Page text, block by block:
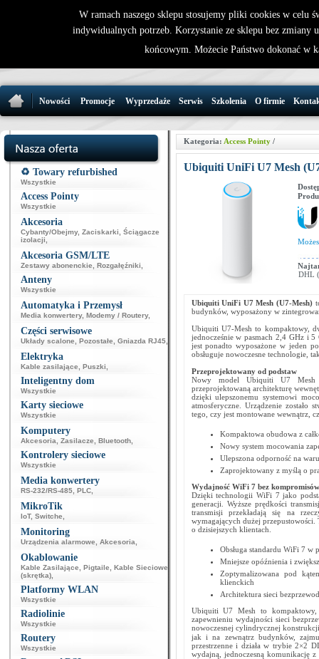
32 721 86
Nowości Promocje Wyprzedaże Serwis Szkolenia O firmie
♻️ Towary refurbished
Wszystkie
Access Pointy
Wszystkie
Akcesoria
Cybanty/Obejmy, Zaciskarki
Ściągacze
izolacji
Akcesoria GSM/LTE
Zestawy abonenckie Rozgałęźniki
Anteny
Wszystkie
Automatyka i Przemysł
Media konwertery, Modemy / Routery,
Części serwisowe
Układy scalone Pozostałe Gniazda RJ45
Elektryka
Kable zasilające Puszki
Inteligentny dom
Wszystkie
Karty sieciowe
Wszystkie
Komputery
Akcesoria Zasilacze Bluetooth
Kontrolery sieciowe
Wszystkie
Media konwertery
RS-232/RS-485 PLC
MikroTik
IoT, Switche
Monitoring
Urządzenia alarmowe Akcesoria
Okablowanie
Kable Zasilające Pigtaile
Kable Sieciowe
(skrętka)
Platformy WLAN
Wszystkie
Radiolinie
Wszystkie
Routery
Wszystkie
Kategoria: Access Pointy/
Ubiquiti UniFi U7 Mesh
DHL
Ubiquiti UniFi U7 Mesh (U7-Mesh)
budynków, wyposażony w
Ubiquiti U7-Mesh to kompaktowy,
jednocześnie w pasmach 2,4 GHz i 5
jest ponadto wyposażone w jeden
obsługuje nowoczesne technologie,
Przeprojektowany od podstaw
Nowy model Ubiquiti U7 Mesh
przeprojektowaną architekturę
dzięki ulepszonemu systemowi
atmosferyczne. Urządzenie zostało
tego, czy jest montowane wewnątrz,
Kompaktowa obudowa z
Nowy system mocowania
Ulepszona odporność na
Zaprojektowany z myślą o
Wydajność WiFi 7 bez kompromisów
Dzięki technologii WiFi 7 jako
generacji. Wyższe prędkości
transmisji przekładają się na
wymagających dużej
o dzisiejszych klientach.
Obsługa standardu WiFi 7 w
Mniejsze opóźnienia i
Zoptymalizowana pod
klienckich
Architektura sieci
Ubiquiti U7 Mesh to
zapewnieniu wydajności sieci
nowoczesnej cylindrycznej
jak i na zewnątrz budynków,
przestrzenne i działa w trybie 2×2
wydajną, jednoczesną komunikację
W ramach naszego sklepu stosujemy pliki cookies w celu
indywidualnych potrzeb. Korzystanie ze sklepu bez zmiany
końcowym. Możecie Państwo dokonać w